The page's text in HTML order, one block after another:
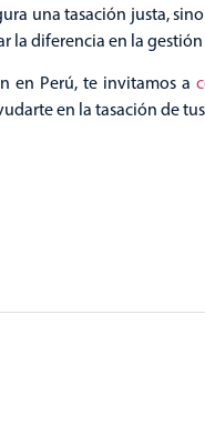
una tasación justa,
diferencia en la
en Perú, te invitamos a
en la tasación de